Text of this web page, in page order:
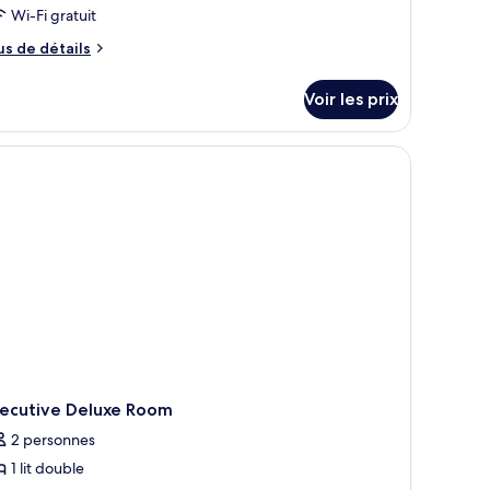
:
Wi-Fi gratuit
de détails
Voir les prix
Wi-Fi gratuit
Deluxe Room
2 personnes
1 lit double